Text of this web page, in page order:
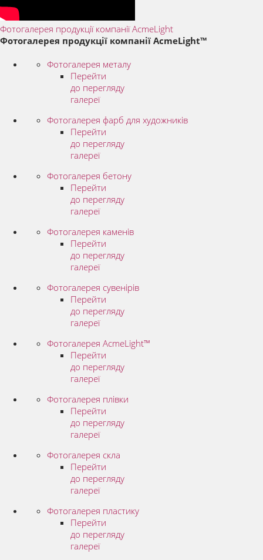
Фотогалерея продукції компанії AcmeLight
Фотогалерея продукції компанії AcmeLight™
Фотогалерея металу
Перейти
до перегляду
галереї
Фотогалерея фарб для художників
Перейти
до перегляду
галереї
Фотогалерея бетону
Перейти
до перегляду
галереї
Фотогалерея каменів
Перейти
до перегляду
галереї
Фотогалерея сувенірів
Перейти
до перегляду
галереї
Фотогалерея AcmeLight™
Перейти
до перегляду
галереї
Фотогалерея плівки
Перейти
до перегляду
галереї
Фотогалерея скла
Перейти
до перегляду
галереї
Фотогалерея пластику
Перейти
до перегляду
галереї